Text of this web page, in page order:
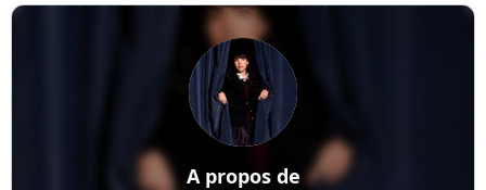
A propos de